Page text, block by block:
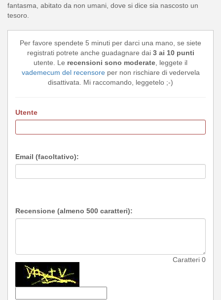
fantasma, abitato da non umani, dove si dice sia nascosto un
tesoro.
Per favore spendete 5 minuti per darci una mano, se siete
registrati potrete anche guadagnare dai 3 ai 10 punti
utente. Le recensioni sono moderate , leggete il
vademecum del recensoreper non rischiare di vedervela
disattivata. Mi raccomando, leggetelo ;-)
Utente
Email (facoltativo):
Recensione (almeno 500 caratteri):
Caratteri 0